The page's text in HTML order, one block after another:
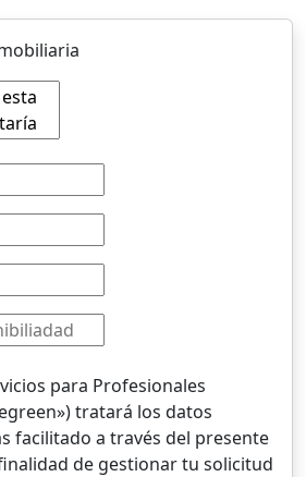
para Profesionales
tratará los datos
facilitado a través del presente
de gestionar tu solicitud